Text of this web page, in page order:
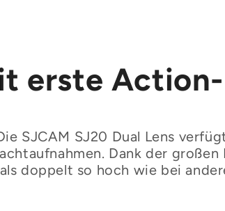
erste
SJCAM SJ20 Dual Lens
Dank der
als doppelt so hoch wie bei